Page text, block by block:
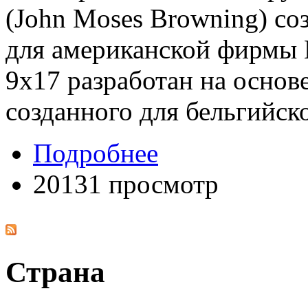
(John Moses Browning)
для американской фирмы
9x17 разработан на
созданного для
Подробнее
20131 просмотр
Страна